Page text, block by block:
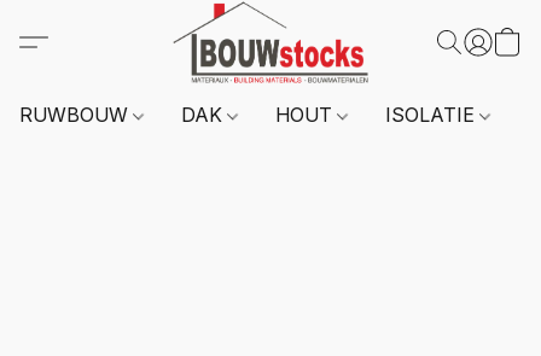
RUWBOUW DAK HOUT ISOLATIE